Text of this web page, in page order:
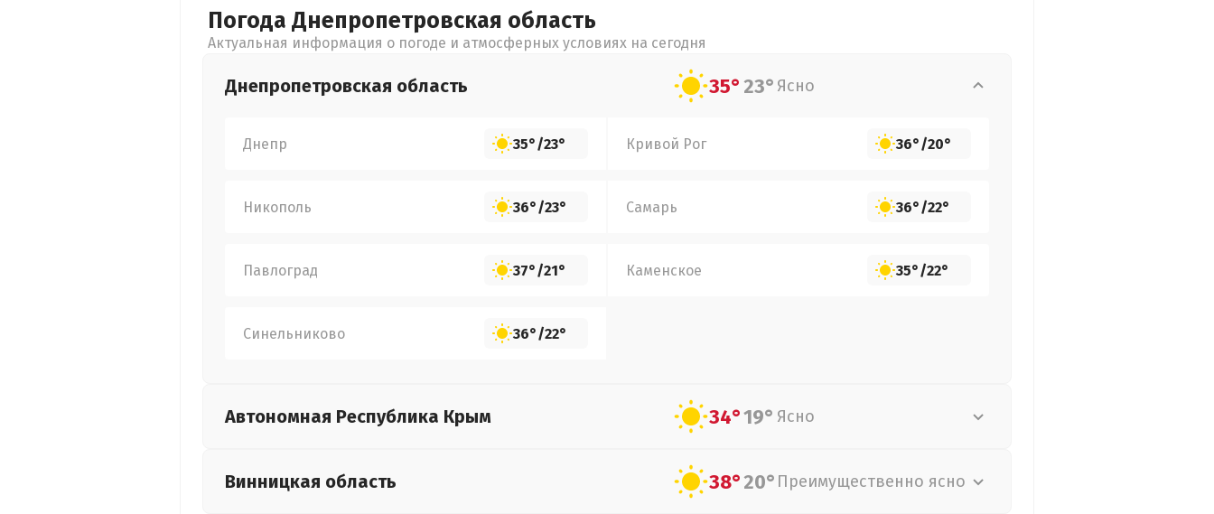
Погода Днепропетровская область
Актуальная информация о погоде и атмосферных условиях на сегодня
Днепропетровская область 35°23° Ясно
Днепр 35°/23° Кривой Рог 36°/20°
Никополь 36°/23° Самарь 36°/22°
Павлоград 37°/21° Каменское 35°/22°
Синельниково 36°/22°
Автономная Республика Крым 34°19° Ясно
Винницкая область 38°20° Преимущественно ясно